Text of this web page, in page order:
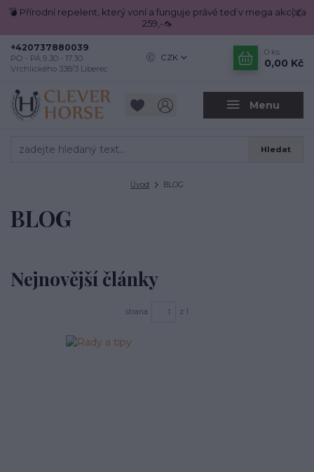
💣 Přírodní repelent, který voní a funguje právě teď v mega akci za
259,-🦟
Menu
CZK
Hledat
+420737880039
PO - PÁ 9.30 - 17.30
Vrchlického 338/3 Liberec
0 ks
0,00 Kč
Úvod BLOG
BLOG
Nejnovější články
strana z 1